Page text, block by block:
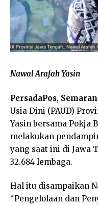
Nawal Arafah Yasin
PersadaPos,
Usia Dini (PAUD)
Yasin bersama Pokja
melakukan
yang saat ini di Jawa
32.684 lembaga.
Hal itu disampaikan
“Pengelolaan dan